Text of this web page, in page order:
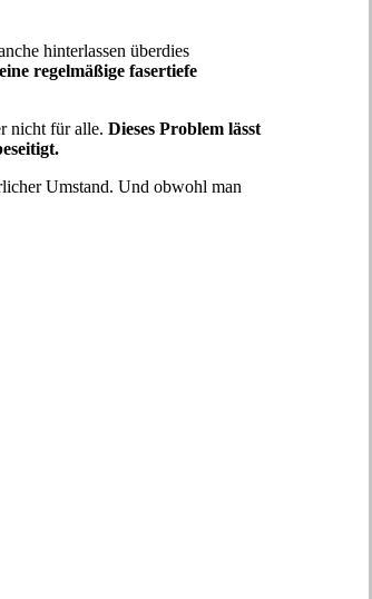
hinterlassen überdies
regelmäßige fasertiefe
nicht für alle. Dieses Problem lässt
Umstand. Und obwohl man